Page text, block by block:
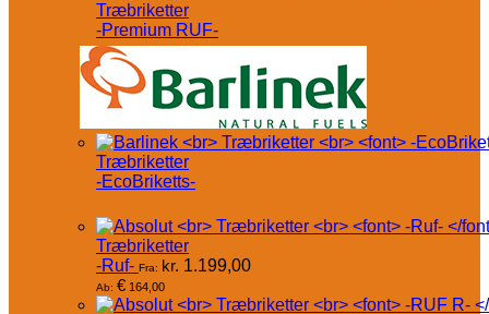
Træbriketter
-Premium RUF-
Træbriketter
-EcoBriketts-
Træbriketter
-Ruf- Fra: kr. 1.199,00
Ab: € 164,00